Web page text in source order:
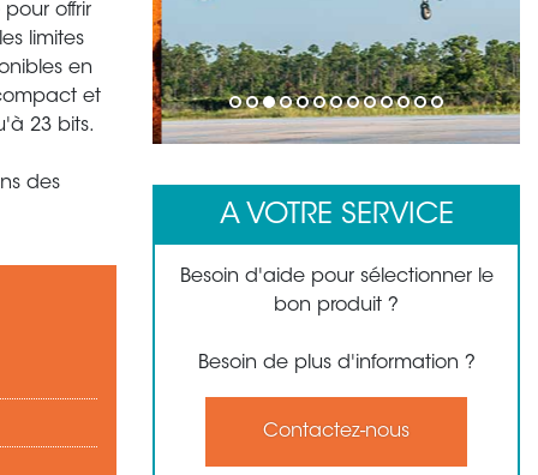
offrir
limites
en
et
23 bits.
des
1 2 3 4 5 6 7 8 9 10111213
A VOTRE SERVICE
Besoin d'aide pour sélectionner le
bon produit ?
Besoin de plus d'information ?
Contactez-nous